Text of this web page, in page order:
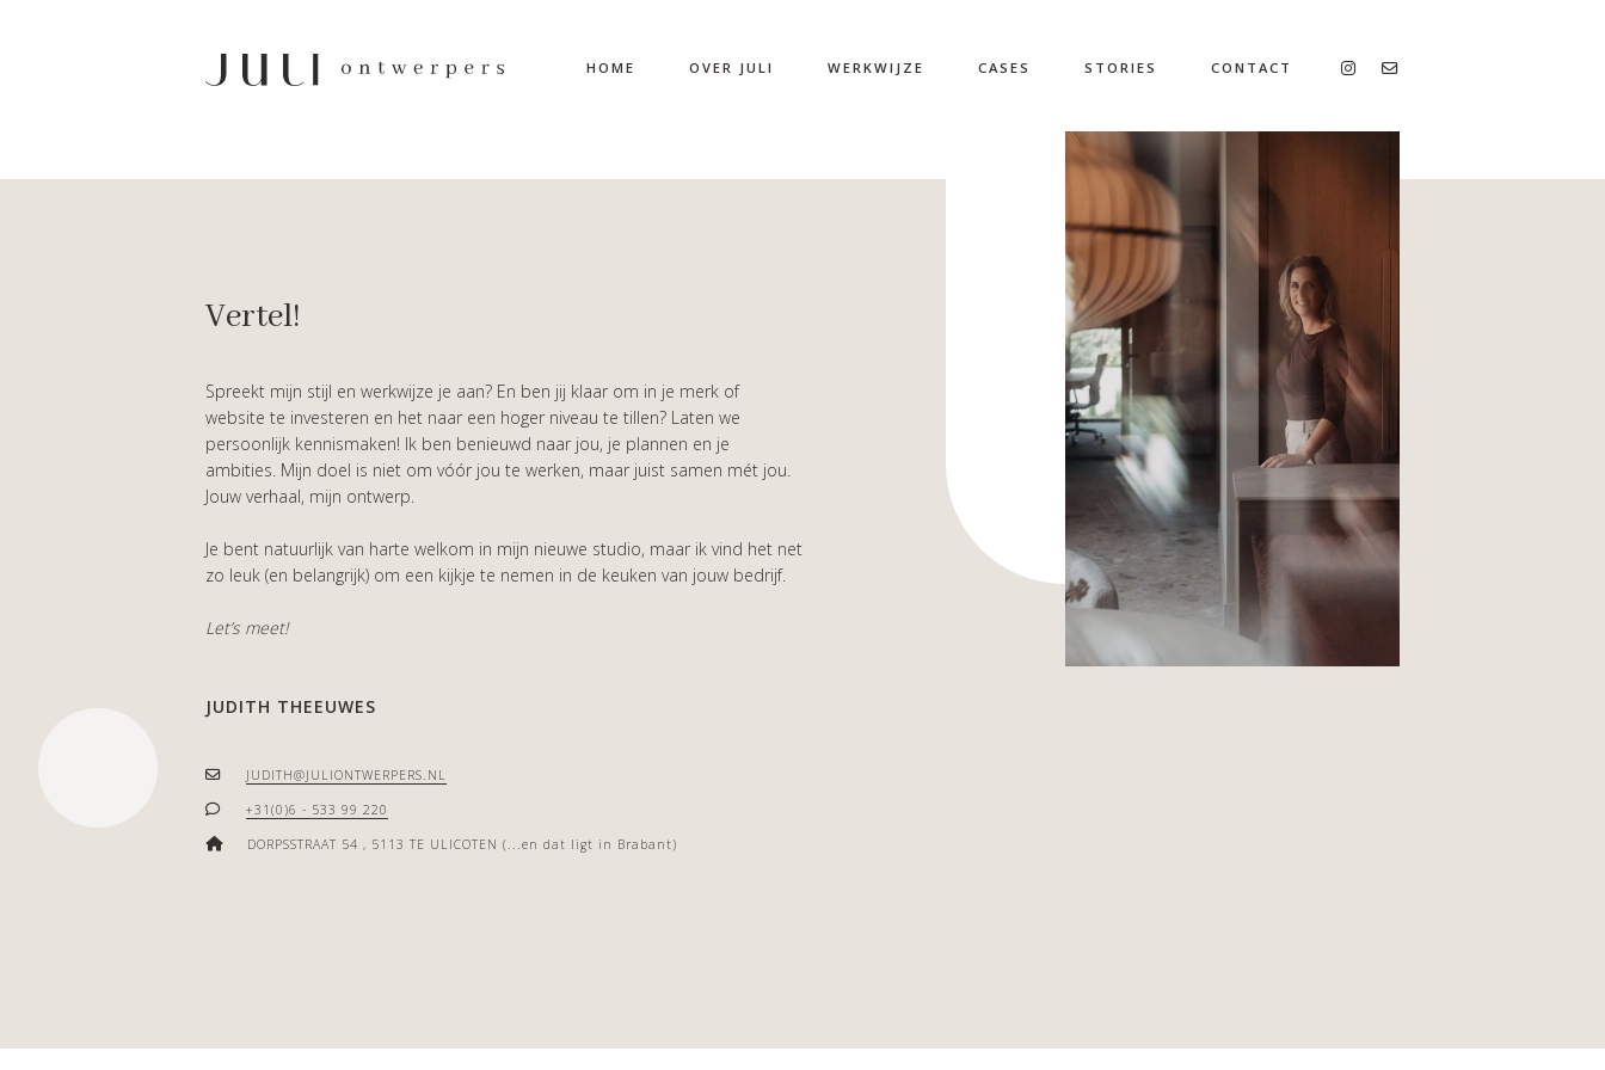
HOME OVER JULI WERKWIJZE CASES STORIES CONTACT
Vertel!
Spreekt mijn stijl en werkwijze je aan? En ben jij klaar om in je merk of
website te investeren en het naar een hoger niveau te tillen? Laten we
persoonlijk kennismaken! Ik ben benieuwd naar jou, je plannen en je
ambities. Mijn doel is niet om vóór jou te werken, maar juist samen mét jou.
Jouw verhaal, mijn ontwerp.
Je bent natuurlijk van harte welkom in mijn nieuwe studio, maar ik vind het net
zo leuk (en belangrijk) om een kijkje te nemen in de keuken van jouw bedrijf.
Let’s meet!
JUDITH THEEUWES
JUDITH@JULIONTWERPERS.NL
+31(0)6 - 533 99 220
DORPSSTRAAT 54 , 5113 TE ULICOTEN (...en dat ligt in Brabant)